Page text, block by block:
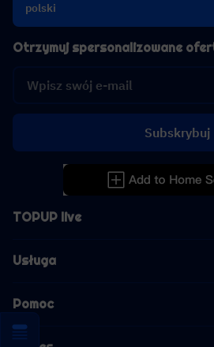
polski
TOPUP live
Usługa
Pomoc
Otrzymuj spersonalizowane
Subskrybuj